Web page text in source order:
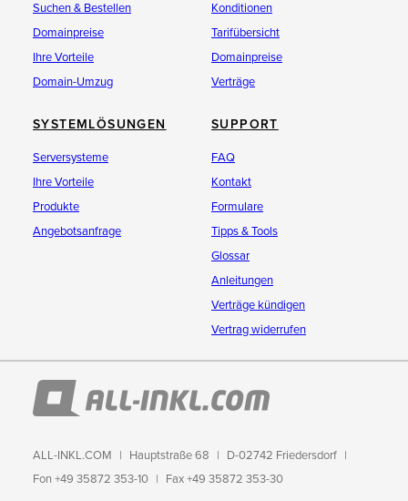
Suchen & Bestellen
Domainpreise
Ihre Vorteile
Domain-Umzug
Konditionen
Tarifübersicht
Domainpreise
Verträge
SYSTEMLÖSUNGEN
Serversysteme
Ihre Vorteile
Produkte
Angebotsanfrage
SUPPORT
FAQ
Kontakt
Formulare
Tipps & Tools
Glossar
Anleitungen
Verträge kündigen
Vertrag widerrufen
ALL-INKL.COM Hauptstraße 68
D-02742 Friedersdorf
Fon +49 35872 353-10
Fax +49 35872 353-30